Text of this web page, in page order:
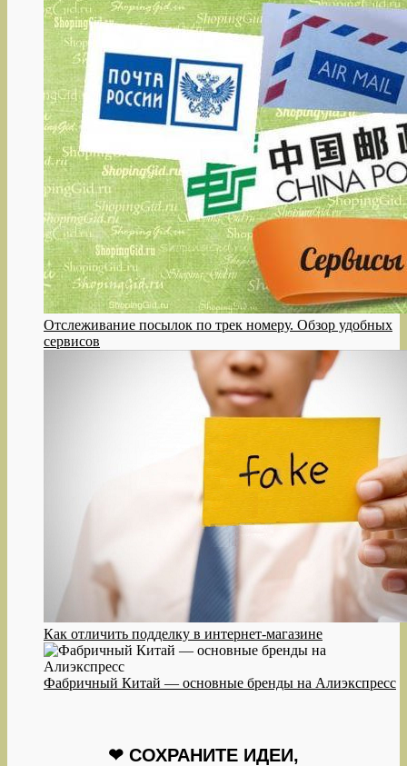
Отслеживание посылок по трек номеру. Обзор удобных
сервисов
Как отличить подделку в интернет-магазине
Фабричный Китай — основные бренды на Алиэкспресс
❤ СОХРАНИТЕ ИДЕИ,